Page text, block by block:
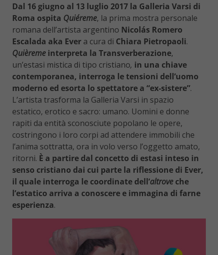
Dal 16 giugno al 13 luglio 2017 la Galleria Varsi di
Roma ospita Quiéreme, la prima mostra personale
romana dell’artista argentino Nicolás Romero
Escalada aka Ever a cura di Chiara Pietropaoli.
Quièreme interpreta la Transverberazione,
un’estasi mistica di tipo cristiano, in una chiave
contemporanea, interroga le tensioni dell’uomo
moderno ed esorta lo spettatore a “ex-sistere”.
L’artista trasforma la Galleria Varsi in spazio
estatico, erotico e sacro: umano. Uomini e donne
rapiti da entità sconosciute popolano le opere,
costringono i loro corpi ad attendere immobili che
l’anima sottratta, ora in volo verso l’oggetto amato,
ritorni. È a partire dal concetto di estasi inteso in
senso cristiano dai cui parte la riflessione di Ever,
il quale interroga le coordinate dell’altrove che
l’estatico arriva a conoscere e immagina di farne
esperienza.